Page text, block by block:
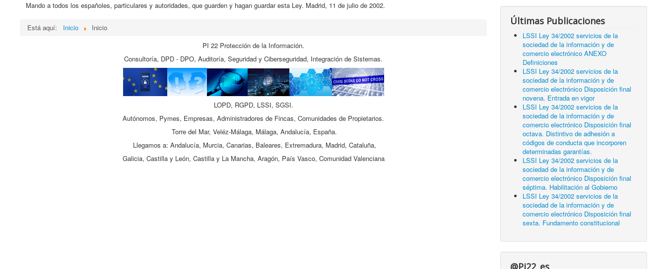
Mando a todos los españoles, particulares y autoridades, que guarden y hagan guardar esta Ley. Madrid, 11 de julio de 2002.
Está aquí: Inicio
Inicio
PI 22 Protección de la Información.
Consultoría, DPD - DPO, Auditoría, Seguridad y Ciberseguridad, Integración de Sistemas.
LOPD, RGPD, LSSI, SGSI.
Autónomos, Pymes, Empresas, Administradores de Fincas, Comunidades de Propietarios.
Torre del Mar, Veléz-Málaga, Málaga, Andalucía, España.
Llegamos a: Andalucía, Murcia, Canarias, Baleares, Extremadura, Madrid, Cataluña,
Galicia, Castilla y León, Castilla y La Mancha, Aragón, País Vasco, Comunidad Valenciana
Últimas Publicaciones
LSSI Ley 34/2002 servicios de la
sociedad de la información y de
comercio electrónico ANEXO
Definiciones
LSSI Ley 34/2002 servicios de la
sociedad de la información y de
comercio electrónico Disposición final
novena. Entrada en vigor
LSSI Ley 34/2002 servicios de la
sociedad de la información y de
comercio electrónico Disposición final
octava. Distintivo de adhesión a
códigos de conducta que incorporen
determinadas garantías.
LSSI Ley 34/2002 servicios de la
sociedad de la información y de
comercio electrónico Disposición final
séptima. Habilitación al Gobierno
LSSI Ley 34/2002 servicios de la
sociedad de la información y de
comercio electrónico Disposición final
sexta. Fundamento constitucional
@Pi22_es